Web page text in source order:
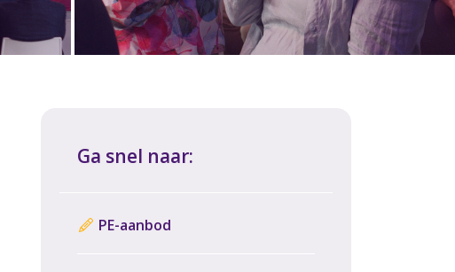
Ga snel naar:
PE-aanbod